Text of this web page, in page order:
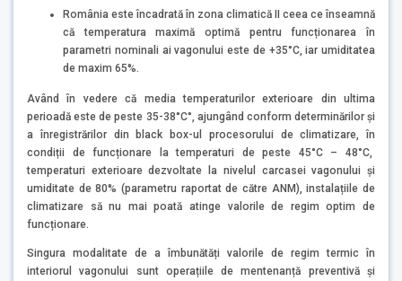
România este încadrată în zona climatică II ceea ce înseamnă
că temperatura maximă optimă pentru funcționarea în
parametri nominali ai vagonului este de +35°C, iar umiditatea
de maxim 65%.
Având în vedere că media temperaturilor exterioare din ultima
perioadă este de peste 35-38°C°, ajungând conform determinărilor și
a înregistrărilor din black box-ul procesorului de climatizare, în
condiții de funcționare la temperaturi de peste 45°C – 48°C,
temperaturi exterioare dezvoltate la nivelul carcasei vagonului și
umiditate de 80% (parametru raportat de către ANM), instalațiile de
climatizare să nu mai poată atinge valorile de regim optim de
funcționare.
Singura modalitate de a îmbunătăți valorile de regim termic în
interiorul vagonului sunt operațiile de mentenanță preventivă și